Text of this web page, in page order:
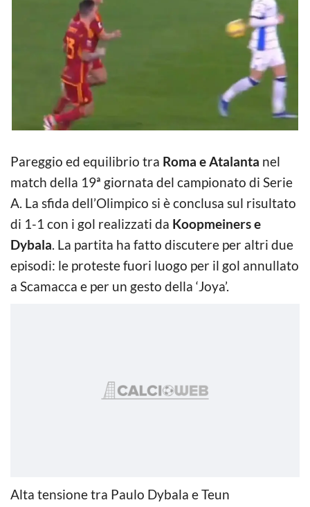
Pareggio ed equilibrio tra Roma e Atalanta nel
match della 19ª giornata del campionato di Serie
A. La sfida dell’Olimpico si è conclusa sul risultato
di 1-1 con i gol realizzati da Koopmeiners e
Dybala. La partita ha fatto discutere per altri due
episodi: le proteste fuori luogo per il gol annullato
a Scamacca e per un gesto della ‘Joya’.
Alta tensione tra Paulo Dybala e Teun